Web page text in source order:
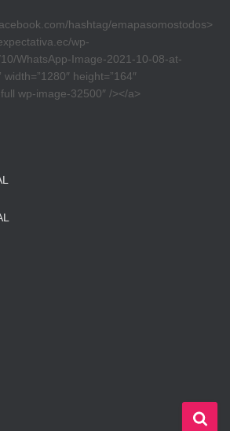
hashtag/emapasomostodos>
wp-
WhatsApp-Image-2021-10-08-at-
width=”1280″ height=”164″
wp-image-32500″ /></a>